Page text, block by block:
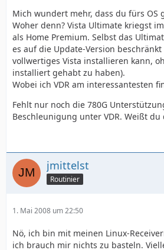
Mich wundert mehr, dass du fürs OS
Woher denn? Vista Ultimate kriegst
als Home Premium. Selbst das
es auf die Update-Version
vollwertiges Vista installieren kann,
installiert gehabt zu haben).
Wobei ich VDR am interessantesten
Fehlt nur noch die 780G
Beschleunigung unter VDR. Weißt
jmittelst
Routinier
1. Mai 2008 um 22:50
Nö, ich bin mit meinen Linux-
ich brauch mir nichts zu basteln.